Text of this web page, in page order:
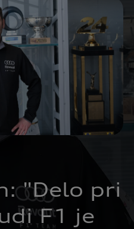
"Delo pri
F1 je